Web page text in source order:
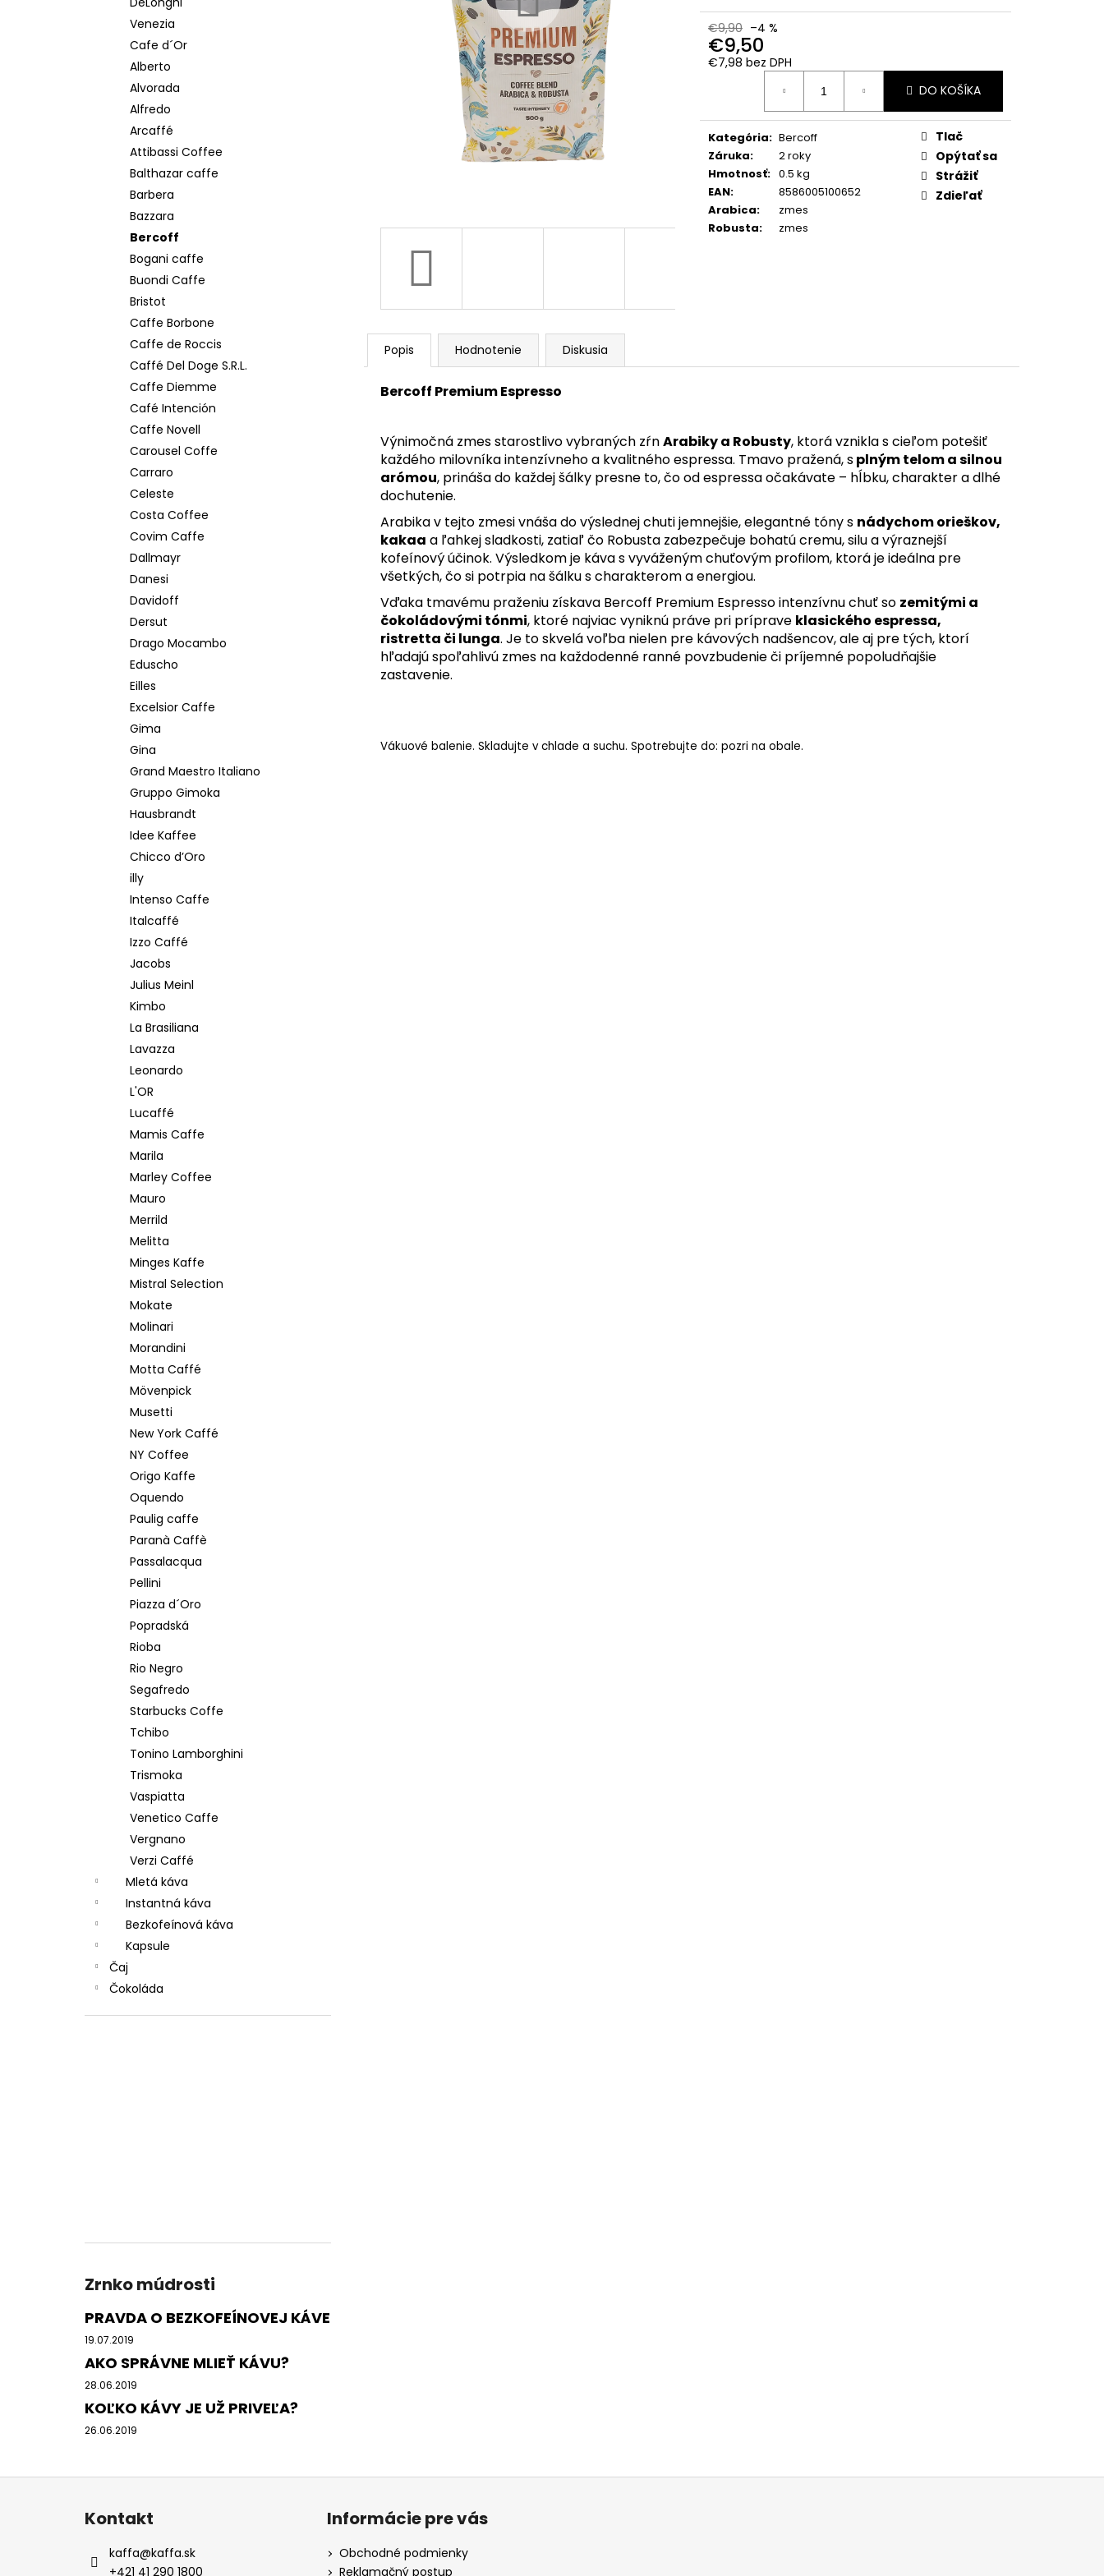
Venezia
Cafe d´Or
Alberto
Alvorada
Alfredo
Arcaffé
Attibassi Coffee
Balthazar caffe
Barbera
Bazzara
Bercoff
Bogani caffe
Buondi Caffe
Bristot
Caffe Borbone
Caffe de Roccis
Caffé Del Doge S.R.L.
Caffe Diemme
Café Intención
Caffe Novell
Carousel Coffe
Carraro
Celeste
Costa Coffee
Covim Caffe
Dallmayr
Danesi
Davidoff
Dersut
Drago Mocambo
Eduscho
Eilles
Excelsior Caffe
Gima
Gina
Grand Maestro Italiano
Gruppo Gimoka
Hausbrandt
Idee Kaffee
Chicco d’Oro
illy
Intenso Caffe
Italcaffé
Izzo Caffé
Jacobs
Julius Meinl
Kimbo
La Brasiliana
Lavazza
Leonardo
L'OR
Lucaffé
Mamis Caffe
Marila
Marley Coffee
Mauro
Merrild
Melitta
Minges Kaffe
Mistral Selection
Mokate
Molinari
Morandini
Motta Caffé
Mövenpick
Musetti
New York Caffé
NY Coffee
Origo Kaffe
Oquendo
Paulig caffe
Paranà Caffè
Passalacqua
Pellini
Piazza d´Oro
Popradská
Rioba
Rio Negro
Segafredo
Starbucks Coffe
Tchibo
Tonino Lamborghini
Trismoka
Vaspiatta
Venetico Caffe
Vergnano
Verzi Caffé
Mletá káva
Instantná káva
Bezkofeínová káva
Kapsule
Čaj
Čokoláda
Zrnko múdrosti
PRAVDA O BEZKOFEÍNOVEJ KÁVE
19.07.2019
AKO SPRÁVNE MLIEŤ KÁVU?
28.06.2019
KOĽKO KÁVY JE UŽ PRIVEĽA?
26.06.2019
€9,90 –4 %
€9,50
€7,98 bez DPH
Jednotková
DO KOŠÍKA
Kategória: Bercoff
Záruka:
2 roky
Hmotnosť: 0.5 kg
EAN:
8586005100652
Arabica:
zmes
Robusta: zmes
Tlač
Opýtať sa
Strážiť
Zdieľať
Popis Hodnotenie Diskusia
Bercoff Premium Espresso
Výnimočná zmes starostlivo vybraných zŕnArabiky a Robusty, ktorá vznikla s cieľom potešiť
každého milovníka intenzívneho a kvalitného espressa. Tmavo pražená, splným telom a silnou
arómou, prináša do každej šálky presne to, čo od espressa očakávate – hĺbku, charakter a dlhé
dochutenie.
Arabika v tejto zmesi vnáša do výslednej chuti jemnejšie, elegantné tóny s nádychom orieškov,
kakaa a ľahkej sladkosti, zatiaľ čo Robusta zabezpečuje bohatú cremu, silu a výraznejší
kofeínový účinok. Výsledkom je káva s vyváženým chuťovým profilom, ktorá je ideálna pre
všetkých, čo si potrpia na šálku s charakterom a energiou.
Vďaka tmavému praženiu získava Bercoff Premium Espresso intenzívnu chuť so zemitými a
čokoládovými tónmi, ktoré najviac vyniknú práve pri príprave klasického espressa,
ristretta či lunga. Je to skvelá voľba nielen pre kávových nadšencov, ale aj pre tých, ktorí
hľadajú spoľahlivú zmes na každodenné ranné povzbudenie či príjemné popoludňajšie
zastavenie.
Vákuové balenie. Skladujte v chlade a suchu. Spotrebujte do: pozri na obale.
POPRADSKÁ COLOMBIA ZRNKOVÁ KÁVA
€6,20
Pôvodne: €7
KAFFA COFFEE SUPER CREMA PREMIUM
ZRNKOVÁ KÁVA 1KG
ZRNKOVA KÁVA 1 KG
€19
Kontakt
kaffa@kaffa.sk
+421 41 290 1800
Informácie pre vás
Obchodné podmienky
Reklamačný postup